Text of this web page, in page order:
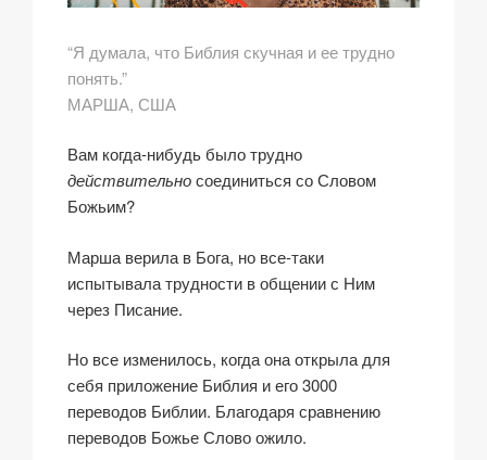
“Я думала, что Библия скучная и ее трудно
понять.”
МАРША, США
Вам когда-нибудь было трудно
действительносоединиться со Словом
Божьим?
Марша верила в Бога, но все-таки
испытывала трудности в общении с Ним
через Писание.
Но все изменилось, когда она открыла для
себя приложение Библия и его 3000
переводов Библии. Благодаря сравнению
переводов Божье Слово ожило.